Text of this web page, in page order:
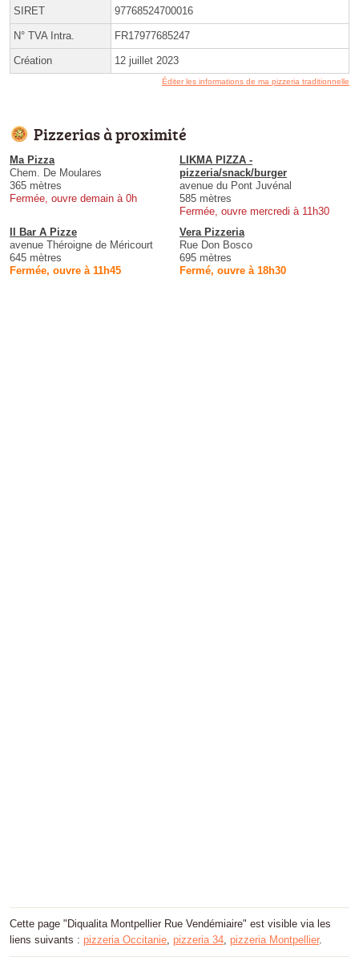
SIRET 97768524700016
N° TVA Intra. FR17977685247
Création 12 juillet 2023
Éditer les informations de ma pizzeria traditionnelle
Pizzerias à proximité
Ma Pizza
Chem. De Moulares
365 mètres
Fermée, ouvre demain à 0h
LIKMA PIZZA -
pizzeria/snack/burger
avenue du Pont Juvénal
585 mètres
Fermée, ouvre mercredi à 11h30
Il Bar A Pizze
avenue Théroigne de Méricourt
645 mètres
Fermée, ouvre à 11h45
Vera Pizzeria
Rue Don Bosco
695 mètres
Fermé, ouvre à 18h30
Cette page "Diqualita Montpellier Rue Vendémiaire" est visible via les
liens suivants : pizzeria Occitanie, pizzeria 34, pizzeria Montpellier.